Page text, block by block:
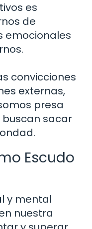
es
de
emocionales
convicciones
externas,
presa
sacar
Escudo
y mental
nuestra